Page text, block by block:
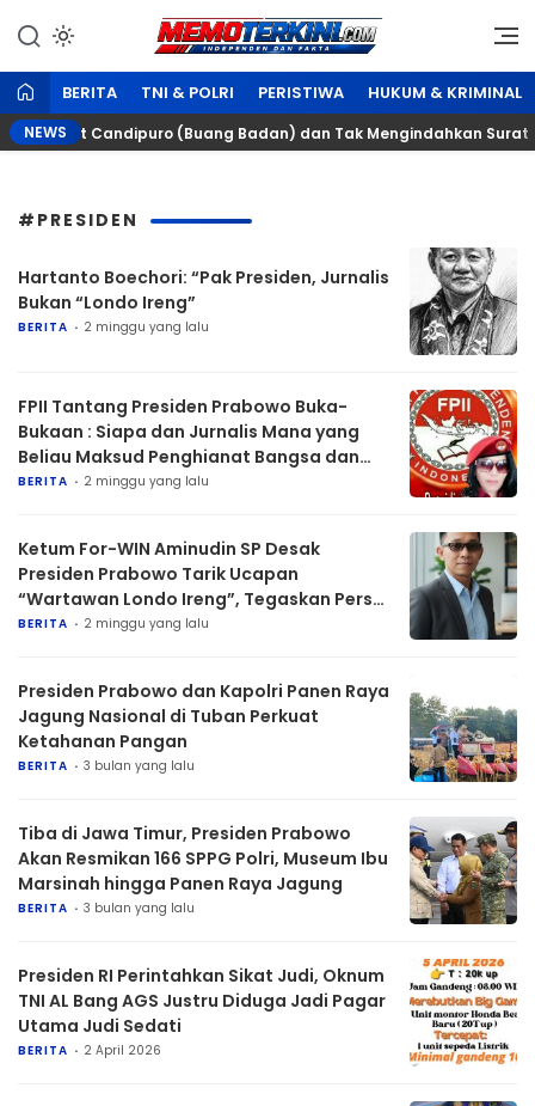
konten
Memoterkini.com
Independen dan Fakta
BERITA TNI & POLRI PERISTIWA HUKUM & KRIMINAL
NEWS
Camat Candipuro (Buang Badan) dan Tak Mengindahkan Surat
#PRESIDEN
Hartanto Boechori: “Pak Presiden, Jurnalis
Bukan “Londo Ireng”
BERITA 2 minggu yang lalu
FPII Tantang Presiden Prabowo Buka-
Bukaan : Siapa dan Jurnalis Mana yang
Beliau Maksud Penghianat Bangsa dan
Antek Asing !!
BERITA 2 minggu yang lalu
Ketum For-WIN Aminudin SP Desak
Presiden Prabowo Tarik Ucapan
“Wartawan Londo Ireng”, Tegaskan Pers
Pilar Demokrasi
BERITA 2 minggu yang lalu
Presiden Prabowo dan Kapolri Panen Raya
Jagung Nasional di Tuban Perkuat
Ketahanan Pangan
BERITA 3 bulan yang lalu
Tiba di Jawa Timur, Presiden Prabowo
Akan Resmikan 166 SPPG Polri, Museum Ibu
Marsinah hingga Panen Raya Jagung
BERITA 3 bulan yang lalu
Presiden RI Perintahkan Sikat Judi, Oknum
TNI AL Bang AGS Justru Diduga Jadi Pagar
Utama Judi Sedati
BERITA 2 April 2026